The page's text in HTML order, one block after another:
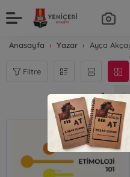
Anasayfa Yazar Ayça
Filtre
1